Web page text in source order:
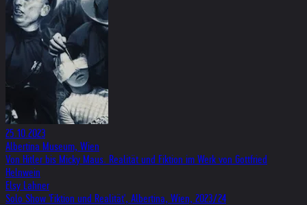
25.10.2023
Albertina Museum, Wien
Von Hitler bis Micky Maus. Realität und Fiktion im Werk von Gottfried
Helnwein
Elsy Lahner
Solo Show 'Fiktion und Realität', Albertina, Wien, 2023/24